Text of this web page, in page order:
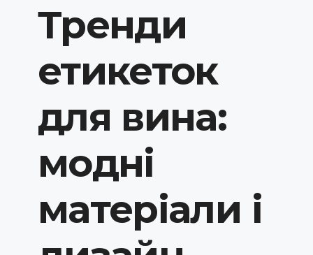
Тренди
етикеток
для вина:
модні
матеріали і